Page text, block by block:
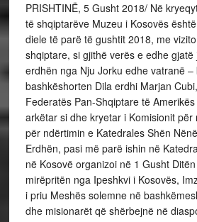
PRISHTINË, 5 Gusht 2018/ Në
të shqiptarëve Muzeu i Kosovës
diele të parë të gushtit 2018, me
shqiptare, si gjithë verës e edhe gjatë
erdhën nga Nju Jorku edhe vatranë –
bashkëshorten Dila erdhi Marjan
Federatës Pan-Shqiptare të
arkëtar si dhe kryetar i Komisionit
për ndërtimin e Katedrales Shën
Erdhën, pasi më parë ishin në
në Kosovë organizoi në 1 Gusht
mirëpritën nga Ipeshkvi i Kosovës,
i priu Meshës solemne në
dhe misionarët që shërbejnë në